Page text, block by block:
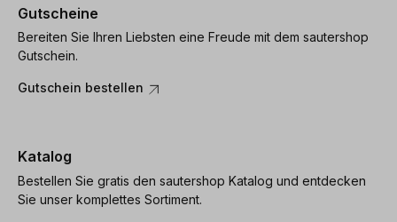
Gutscheine
Bereiten Sie Ihren Liebsten eine Freude mit dem sautershop
Gutschein.
Gutschein bestellen
Katalog
Bestellen Sie gratis den sautershop Katalog und entdecken
Sie unser komplettes Sortiment.